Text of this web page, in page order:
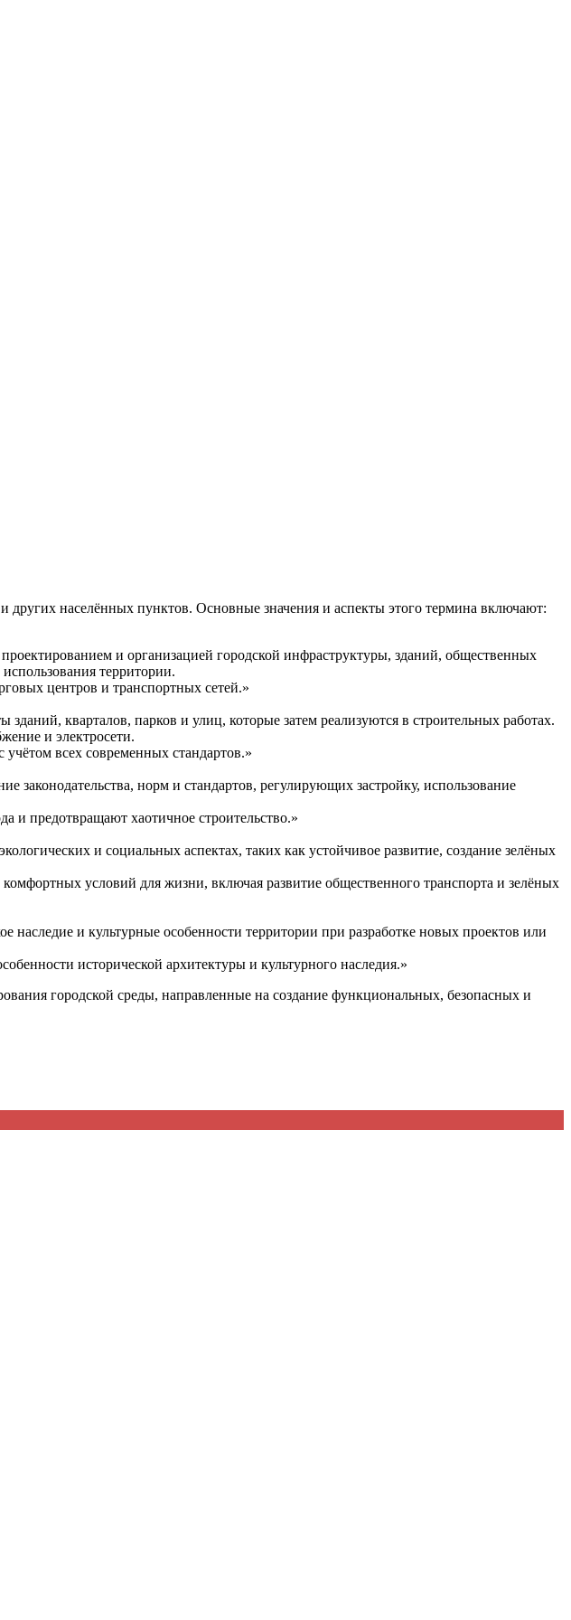
других населённых пунктов. Основные значения и аспекты этого термина включают:
и организацией городской инфраструктуры, зданий, общественных
территории.
центров и транспортных сетей.»
зданий, кварталов, парков и улиц, которые затем реализуются в строительных работах.
и электросети.
учётом всех современных стандартов.»
законодательства, норм и стандартов, регулирующих застройку, использование
и предотвращают хаотичное строительство.»
и социальных аспектах, таких как устойчивое развитие, создание зелёных
условий для жизни, включая развитие общественного транспорта и зелёных
наследие и культурные особенности территории при разработке новых проектов или
исторической архитектуры и культурного наследия.»
городской среды, направленные на создание функциональных, безопасных и